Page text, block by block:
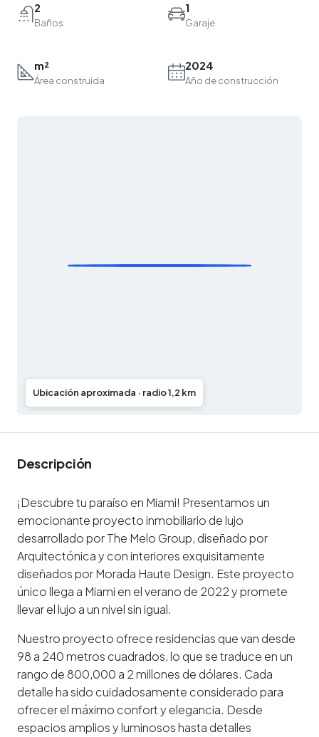
2
Baños
1
Garaje
m²
Área construida
2024
Año de construcción
Ubicación aproximada · radio 1,2 km
Descripción
¡Descubre tu paraíso en Miami! Presentamos un
emocionante proyecto inmobiliario de lujo
desarrollado por The Melo Group, diseñado por
Arquitectónica y con interiores exquisitamente
diseñados por Morada Haute Design. Este proyecto
único llega a Miami en el verano de 2022 y promete
llevar el lujo a un nivel sin igual.
Nuestro proyecto ofrece residencias que van desde
98 a 240 metros cuadrados, lo que se traduce en un
rango de 800,000 a 2 millones de dólares. Cada
detalle ha sido cuidadosamente considerado para
ofrecer el máximo confort y elegancia. Desde
espacios amplios y luminosos hasta detalles